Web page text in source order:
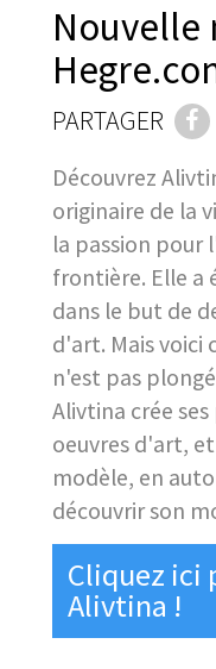
Nouvelle
PARTAGER
Découvrez
originaire de la
la passion pour
frontière. Elle a
dans le but de
d'art. Mais voici
n'est pas
Alivtina crée
oeuvres d'art,
modèle, en
découvrir son
Cliquez ici
Alivtina !